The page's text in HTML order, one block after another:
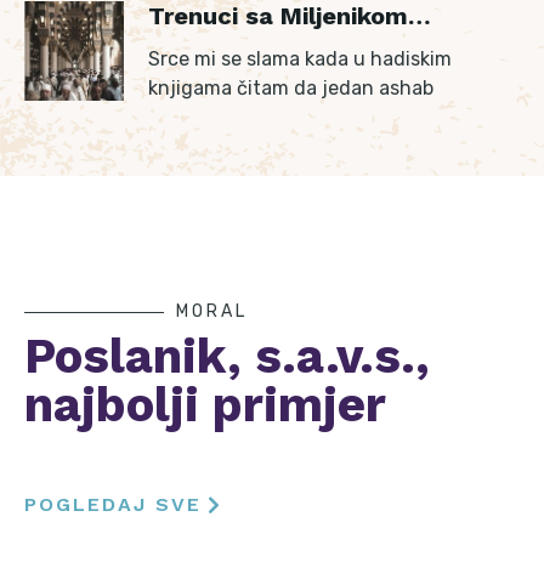
Trenuci sa Miljenikom…
Srce mi se slama kada u hadiskim
knjigama čitam da jedan ashab
MORAL
Poslanik, s.a.v.s.,
najbolji primjer
POGLEDAJ SVE